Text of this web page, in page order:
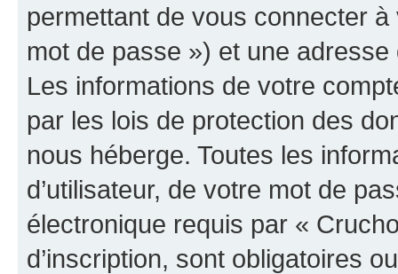
permettant de vous connecter
mot de passe ») et une
Les informations de votre
par les lois de protection des
nous héberge. Toutes les
d’utilisateur, de votre mot de
électronique requis par «
d’inscription, sont obligatoires